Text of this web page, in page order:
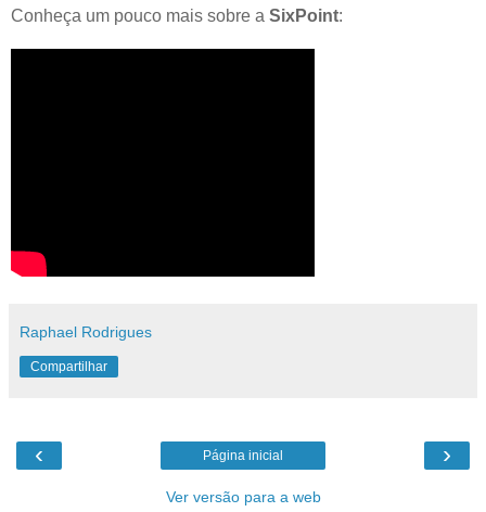
Conheça um pouco mais sobre a SixPoint:
Raphael Rodrigues
Compartilhar
‹ ›
Página inicial
Ver versão para a web